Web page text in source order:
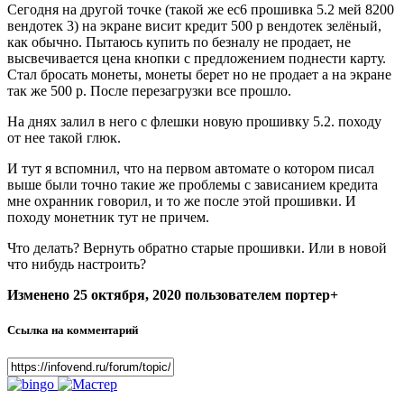
Сегодня на другой точке (такой же ес6 прошивка 5.2 мей 8200
вендотек 3) на экране висит кредит 500 р вендотек зелёный,
как обычно. Пытаюсь купить по безналу не продает, не
высвечивается цена кнопки с предложением поднести карту.
Стал бросать монеты, монеты берет но не продает а на экране
так же 500 р. После перезагрузки все прошло.
На днях залил в него с флешки новую прошивку 5.2. походу
от нее такой глюк.
И тут я вспомнил, что на первом автомате о котором писал
выше были точно такие же проблемы с зависанием кредита
мне охранник говорил, и то же после этой прошивки. И
походу монетник тут не причем.
Что делать? Вернуть обратно старые прошивки. Или в новой
что нибудь настроить?
Изменено 25 октября, 2020 пользователем портер+
Ссылка на комментарий